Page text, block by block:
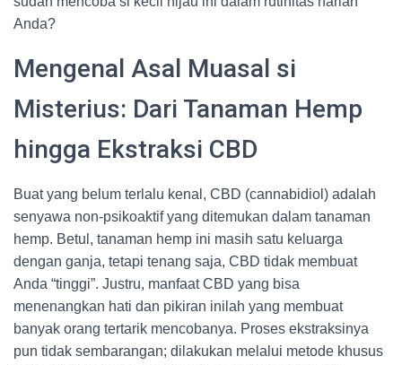
Anda?
Mengenal Asal Muasal si
Misterius: Dari Tanaman Hemp
hingga Ekstraksi CBD
Buat yang belum terlalu kenal, CBD (cannabidiol) adalah
senyawa non-psikoaktif yang ditemukan dalam tanaman
hemp. Betul, tanaman hemp ini masih satu keluarga
dengan ganja, tetapi tenang saja, CBD tidak membuat
Anda “tinggi”. Justru, manfaat CBD yang bisa
menenangkan hati dan pikiran inilah yang membuat
banyak orang tertarik mencobanya. Proses ekstraksinya
pun tidak sembarangan; dilakukan melalui metode khusus